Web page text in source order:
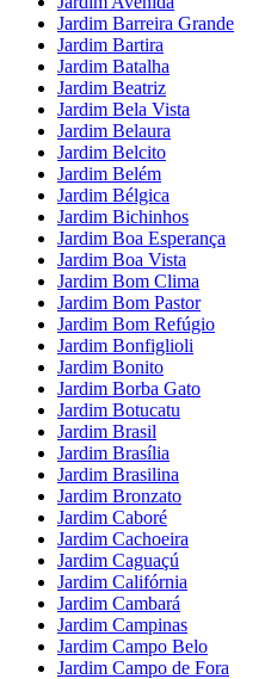
Jardim Barreira Grande
Jardim Bartira
Jardim Batalha
Jardim Beatriz
Jardim Bela Vista
Jardim Belaura
Jardim Belcito
Jardim Belém
Jardim Bélgica
Jardim Bichinhos
Jardim Boa Esperança
Jardim Boa Vista
Jardim Bom Clima
Jardim Bom Pastor
Jardim Bom Refúgio
Jardim Bonfiglioli
Jardim Bonito
Jardim Borba Gato
Jardim Botucatu
Jardim Brasil
Jardim Brasília
Jardim Brasilina
Jardim Bronzato
Jardim Caboré
Jardim Cachoeira
Jardim Caguaçú
Jardim Califórnia
Jardim Cambará
Jardim Campinas
Jardim Campo Belo
Jardim Campo de Fora